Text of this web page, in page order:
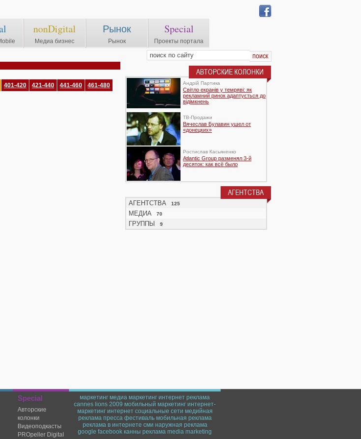
nonDigital
Медиа бизнес
Рынок
Рынок
Special
Проекты портала
401-420 421-440 441-460
461-480
АВТОРСКИЕ КОЛОНКИ
Андрій Партика
Світло екранів у темряві: як
рекламний ринок адаптується до
відімкнень
TВ-Продажи
Вячеслав Булавин ушел от
«донецких»
Ростислав Касьяненко
Atlantic Group разменял 3-й
десяток: как всё было
АГЕНТСТВА
АГЕНТСТВА 125
МЕДИА 70
ГРУППЫ 9
Special
Авторские
колонки
Видеоподкасты
PROpeller Digital
маркетинг медиа маркетинг интернет реклама
cannes lions 2009 мобильный маркетинг интернет-
маркетинг интернет социальные сети медийная
реклама пресса фестиваль мобильная реклама
реклама в интернете сми наружная реклама
google facebook канны реклама media marketing